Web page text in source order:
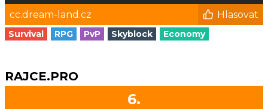
cc.dream-land.cz
Hlasovat
Survival RPG PvP Skyblock Economy
RAJCE.PRO
6.